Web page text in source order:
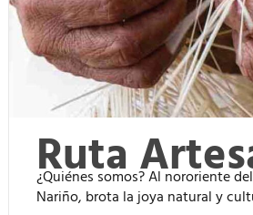
Ruta
¿Quiénes somos? Al nororiente
Nariño, brota la joya natural y